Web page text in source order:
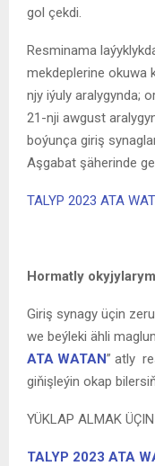
gol çekdi.
Resminama
mekdeplerine okuwa
njy iýuly aralygynda;
21-nji awgust
boýunça giriş
Aşgabat şäherinde
TALYP 2023 ATA
Hormatly
Giriş synagy üçin
we beýleki ähli
ATA WATAN” atly
giňişleýin okap
YÜKLAP ALMAK
TALYP 2023 ATA